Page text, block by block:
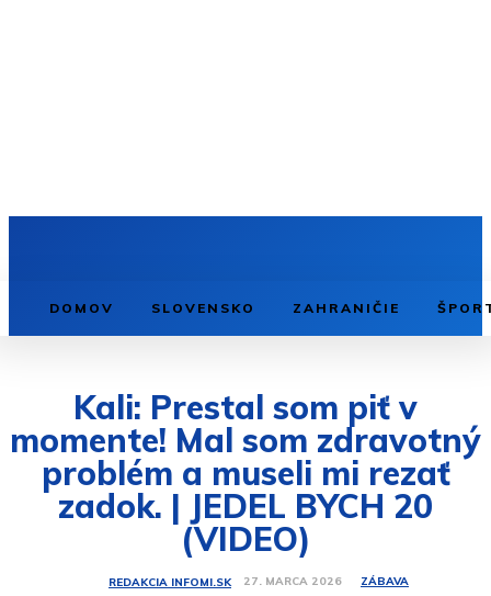
DOMOV SLOVENSKO ZAHRANIČIE
Kali: Prestal som piť v
momente! Mal som zdravotný
problém a museli mi rezať
zadok. | JEDEL BYCH 20
(VIDEO)
REDAKCIA INFOMI.SK 27. MARCA 2026 ZÁBAVA